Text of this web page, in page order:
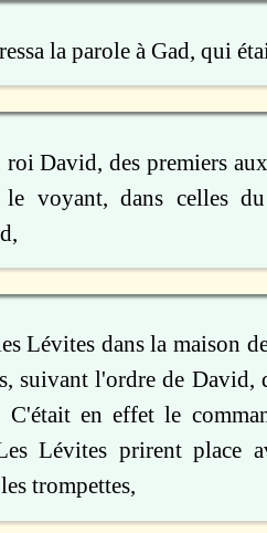
la parole à Gad, qui
roi David, des premiers
le voyant, dans celles
Lévites dans la maison
suivant l'ordre de
C'était en effet le
Lévites prirent place
trompettes,